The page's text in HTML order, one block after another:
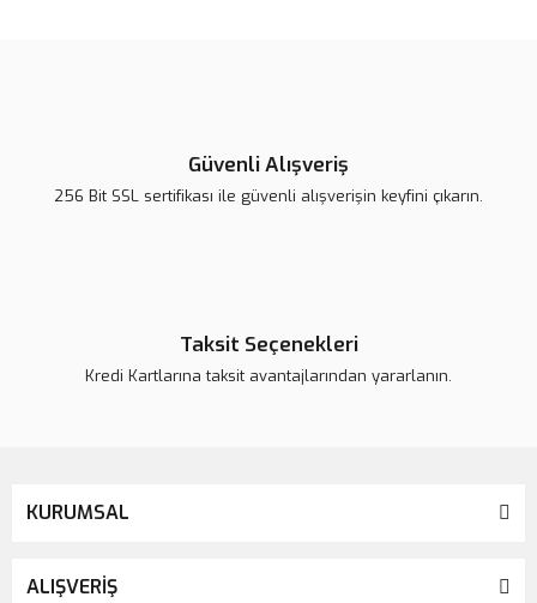
Güvenli Alışveriş
256 Bit SSL sertifikası ile güvenli alışverişin keyfini çıkarın.
Taksit Seçenekleri
Kredi Kartlarına taksit avantajlarından yararlanın.
KURUMSAL
ALIŞVERİŞ